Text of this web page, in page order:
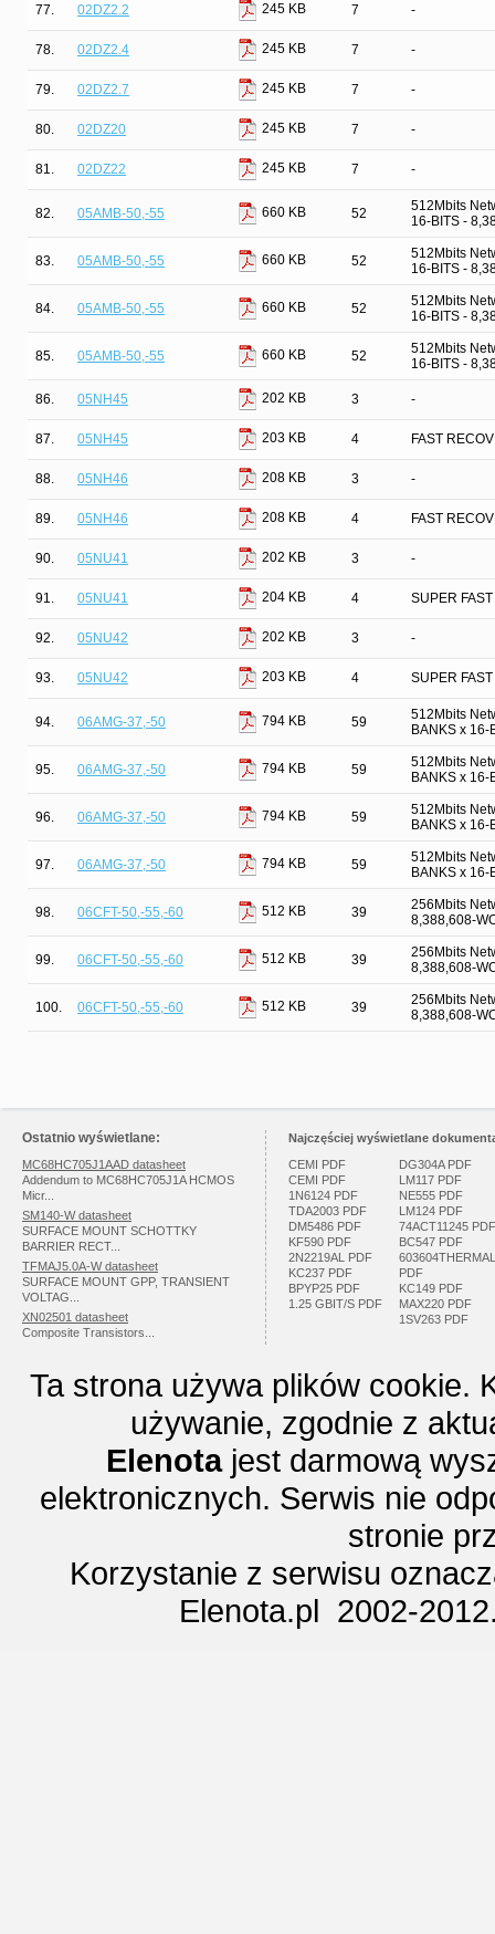
77. 02DZ2.2 245 KB 7 -
78. 02DZ2.4 245 KB 7 -
79. 02DZ2.7 245 KB 7 -
80. 02DZ20 245 KB 7 -
81. 02DZ22 245 KB 7 -
82. 05AMB-50,-55 660 KB 52
512Mbits
16-BITS -
83. 05AMB-50,-55 660 KB 52
512Mbits
16-BITS -
84. 05AMB-50,-55 660 KB 52
512Mbits
16-BITS -
85. 05AMB-50,-55 660 KB 52
512Mbits
16-BITS -
86. 05NH45 202 KB 3 -
87. 05NH45 203 KB 4 FAST
88. 05NH46 208 KB 3 -
89. 05NH46 208 KB 4 FAST
90. 05NU41 202 KB 3 -
91. 05NU41 204 KB 4 SUPER
92. 05NU42 202 KB 3 -
93. 05NU42 203 KB 4 SUPER
94. 06AMG-37,-50 794 KB 59
512Mbits
BANKS x 16-
95. 06AMG-37,-50 794 KB 59
512Mbits
BANKS x 16-
96. 06AMG-37,-50 794 KB 59
512Mbits
BANKS x 16-
97. 06AMG-37,-50 794 KB 59
512Mbits
BANKS x 16-
98. 06CFT-50,-55,-60 512 KB 39
256Mbits
8,388,608-
99. 06CFT-50,-55,-60 512 KB 39
256Mbits
8,388,608-
100. 06CFT-50,-55,-60 512 KB 39
256Mbits
8,388,608-
Ostatnio wyświetlane:
MC68HC705J1AAD datasheet
Addendum to MC68HC705J1A HCMOS
Micr...
SM140-W datasheet
SURFACE MOUNT SCHOTTKY
BARRIER RECT...
TFMAJ5.0A-W datasheet
SURFACE MOUNT GPP, TRANSIENT
VOLTAG...
XN02501 datasheet
Composite Transistors...
Najczęściej wyświetlane
CEMI PDF
CEMI PDF
1N6124 PDF
TDA2003 PDF
DM5486 PDF
KF590 PDF
2N2219AL PDF
KC237 PDF
BPYP25 PDF
1.25 GBIT/S PDF
DG304A PDF
LM117 PDF
NE555 PDF
LM124 PDF
74ACT11245 PDF
BC547 PDF
603604THERMAL
PDF
KC149 PDF
MAX220 PDF
1SV263 PDF
Ta strona używa plików cookie.
używanie, zgodnie z
Elenotajest darmową
elektronicznych. Serwis nie
stronie
Korzystanie z serwisu
Elenota.pl 2002-